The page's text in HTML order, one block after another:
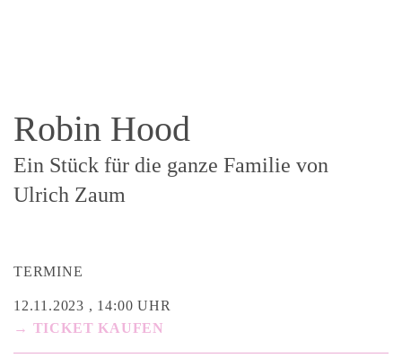
Robin Hood
Ein Stück für die ganze Familie von
Ulrich Zaum
TERMINE
12.11.2023 , 14:00 UHR
→ TICKET KAUFEN